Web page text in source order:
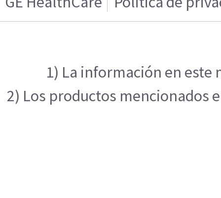
1) La información en
2) Los productos mencionados